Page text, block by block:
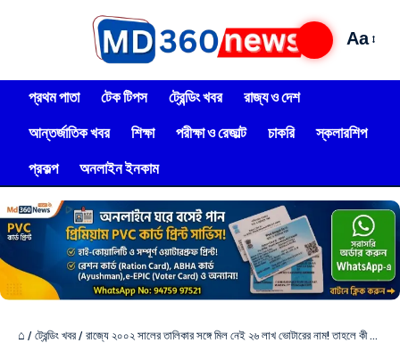
Aa
প্রথম পাতা টেক টিপস ট্রেন্ডিং খবর
রাজ্য ও দেশ
আন্তর্জাতিক খবর
শিক্ষা পরীক্ষা ও রেজাল্ট চাকরি
স্কলারশিপ
প্রকল্প
অনলাইন ইনকাম
⌂ / ট্রেন্ডিং খবর / রাজ্যে ২০০২ সালের তালিকার সঙ্গে মিল নেই ২৬ লাখ ভোটারের নাম! তাহলে কী বাদ নাম? চাঞ্চল্যকর তথ্য জানালেন নির্বাচন কমিশন!